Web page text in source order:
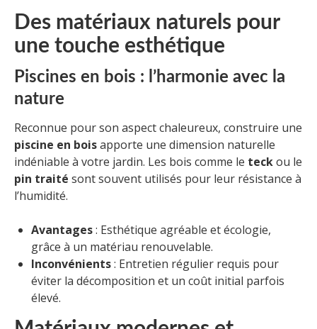
Des matériaux naturels pour
une touche esthétique
Piscines en bois : l’harmonie avec la
nature
Reconnue pour son aspect chaleureux, construire une
piscine en boisapporte une dimension naturelle
indéniable à votre jardin. Les bois comme le teckou le
pin traité sont souvent utilisés pour leur résistance à
l’humidité.
Avantages: Esthétique agréable et écologie,
grâce à un matériau renouvelable.
Inconvénients: Entretien régulier requis pour
éviter la décomposition et un coût initial parfois
élevé.